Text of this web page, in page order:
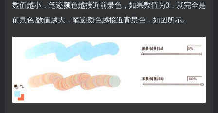
数值越小，笔迹颜色越接近前景色，如果数值为0，就完全是
前景色;数值越大，笔迹颜色越接近背景色，如图所示。